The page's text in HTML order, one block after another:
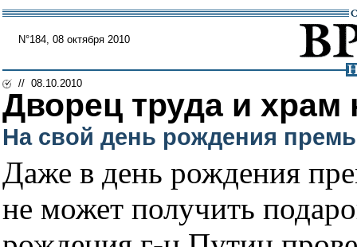
N°184, 08 октября 2010
// 08.10.2010
Дворец труда и храм
На свой день рождения
Даже в день рождения
не может получить